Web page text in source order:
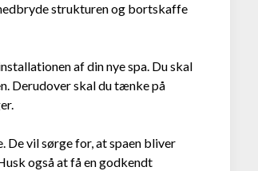
strukturen og bortskaffe
af din nye spa. Du skal
Derudover skal du tænke på
De vil sørge for, at spaen bliver
også at få en godkendt